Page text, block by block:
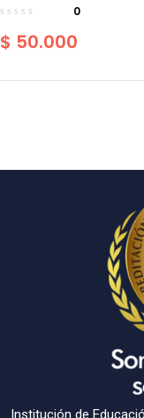
y elaboraciones en
0
$ 50.000
Institución de